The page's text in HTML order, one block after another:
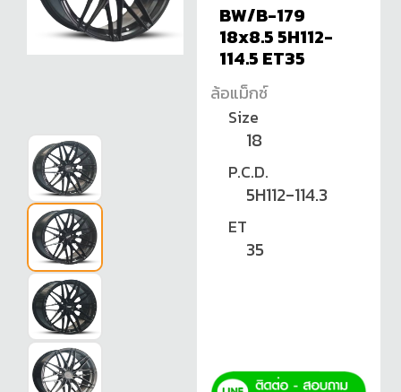
BW/B-179
18x8.5 5H112-
114.5 ET35
ล้อแม็กซ์
Size
18
P.C.D.
5H112-114.3
ET
35